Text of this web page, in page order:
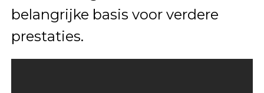
belangrijke basis voor verdere
prestaties.